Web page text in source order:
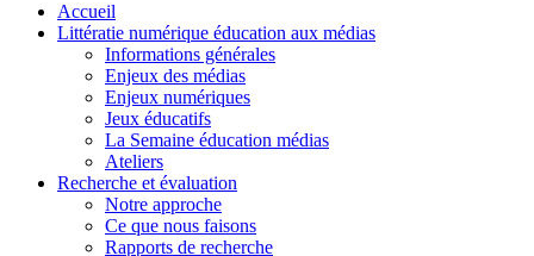
Accueil
Littératie numérique éducation aux médias
Informations générales
Enjeux des médias
Enjeux numériques
Jeux éducatifs
La Semaine éducation médias
Ateliers
Recherche et évaluation
Notre approche
Ce que nous faisons
Rapports de recherche